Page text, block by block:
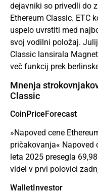
dejavniki so privedli do
Ethereum Classic. ETC
uspelo uvrstiti med
svoj vodilni položaj.
Classic lansirala
več funkcij prek
Mnenja
Classic
CoinPriceForecast
»Napoved cene
pričakovanja« Napoved
leta 2025 presegla
videl v prvi polovici
WalletInvestor